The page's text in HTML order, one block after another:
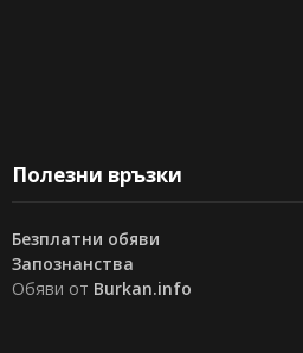
Полезни връзки
Безплатни обяви
Запознанства
Обяви от Burkan.info